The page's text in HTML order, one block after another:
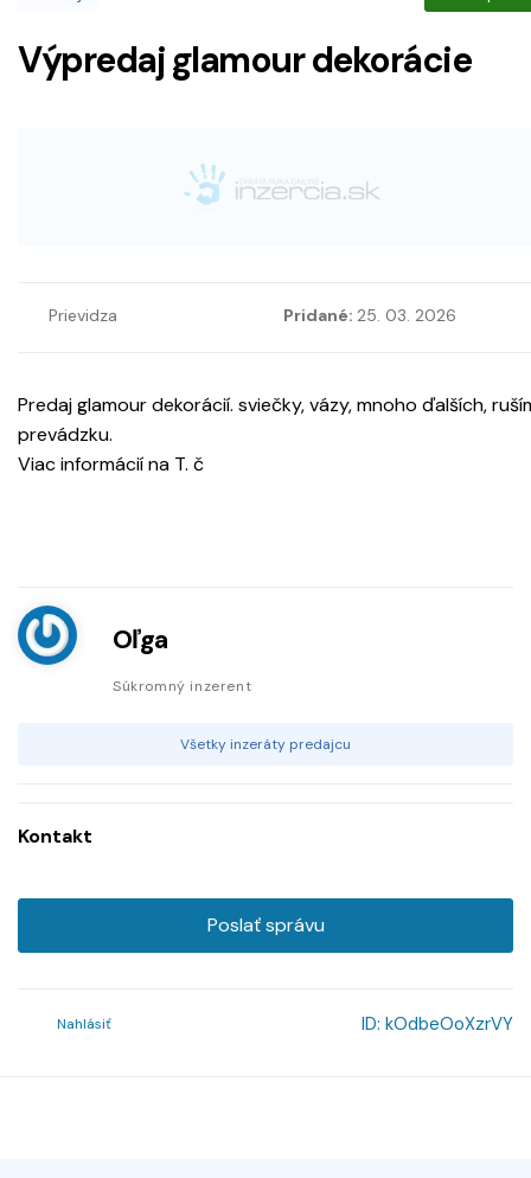
Výpredaj glamour dekorácie
Prievidza Pridané: 25. 03. 2026
Predaj glamour dekorácií. sviečky, vázy, mnoho ďalších,
prevádzku.
Viac informácií na T. č
Oľga
Súkromný inzerent
Všetky inzeráty predajcu
Kontakt
Poslať správu
Nahlásiť ID: kOdbeOoXzrVY